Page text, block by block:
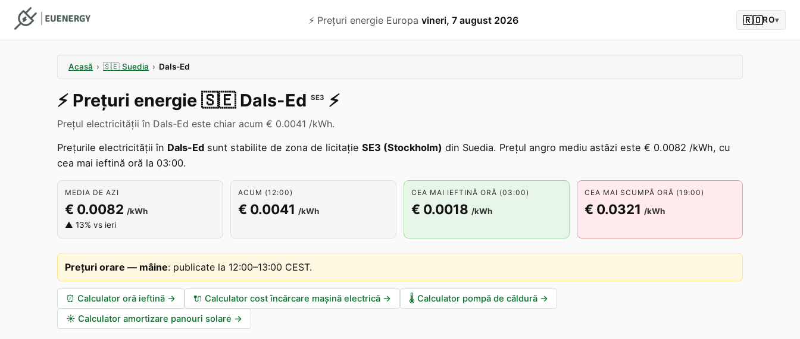
⚡️ Prețuri energie Europa vineri, 7 august 2026 🇷🇴RO▾
Acasă › 🇸🇪 Suedia › Dals-Ed
⚡️ Prețuri energie 🇸🇪 Dals-Ed SE3 ⚡️
Prețul electricității în Dals-Ed este chiar acum € 0.0041 /kWh.
Prețurile electricității în Dals-Ed sunt stabilite de zona de licitație SE3 (Stockholm) din Suedia. Prețul angro mediu astăzi este € 0.0082 /kWh, cu
cea mai ieftină oră la 03:00.
MEDIA DE AZI
€ 0.0082 /kWh
▲ 13% vs ieri
ACUM (12:00)
€ 0.0041 /kWh
CEA MAI IEFTINĂ ORĂ (03:00)
€ 0.0018 /kWh
CEA MAI SCUMPĂ ORĂ (19:00)
€ 0.0321 /kWh
Prețuri orare — mâine: publicate la 12:00–13:00 CEST.
⏰ Calculator oră ieftină → 🔌 Calculator cost încărcare mașină electrică → 🌡️ Calculator pompă de căldură →
☀️ Calculator amortizare panouri solare →